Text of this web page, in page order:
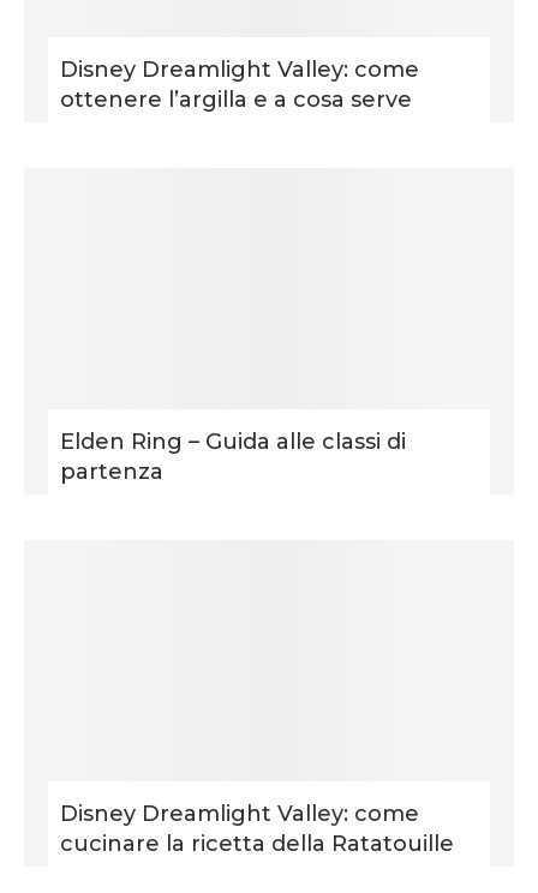
Disney Dreamlight Valley: come
ottenere l’argilla e a cosa serve
Elden Ring – Guida alle classi di
partenza
Disney Dreamlight Valley: come
cucinare la ricetta della Ratatouille